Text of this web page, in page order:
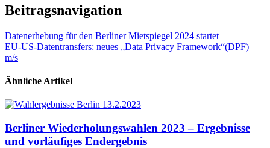
Beitragsnavigation
Datenerhebung für den Berliner Mietspiegel 2024 startet
EU-US-Datentransfers: neues „Data Privacy Framework“(DPF)
m/s
Ähnliche Artikel
Berliner Wiederholungswahlen 2023 – Ergebnisse
und vorläufiges Endergebnis